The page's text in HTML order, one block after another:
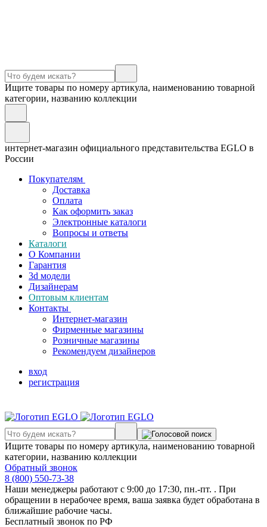
Ищите товары по номеру артикула, наименованию товарной
категории, названию коллекции
интернет-магазин официального представительства EGLO в
России
Покупателям
Доставка
Оплата
Как оформить заказ
Электронные каталоги
Вопросы и ответы
Каталоги
О Компании
Гарантия
3d модели
Дизайнерам
Оптовым клиентам
Контакты
Интернет-магазин
Фирменные магазины
Розничные магазины
Рекомендуем дизайнеров
вход
регистрация
Ищите товары по номеру артикула, наименованию товарной
категории, названию коллекции
Обратный звонок
8 (800) 550-73-38
Наши менеджеры работают с 9:00 до 17:30, пн.-пт. . При
обращении в нерабочее время, ваша заявка будет обработана в
ближайшие рабочие часы.
Бесплатный звонок по РФ